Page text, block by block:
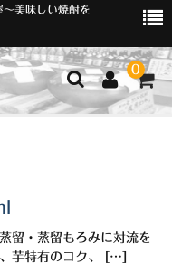
～美味しい焼酎を
0
留・蒸留もろみに対流を
芋特有のコク、 […]